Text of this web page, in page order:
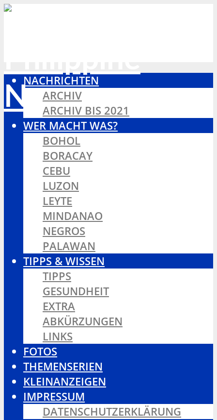
NACHRICHTEN
ARCHIV
ARCHIV BIS 2021
WER MACHT WAS?
BOHOL
BORACAY
CEBU
LUZON
LEYTE
MINDANAO
NEGROS
PALAWAN
TIPPS & WISSEN
TIPPS
GESUNDHEIT
EXTRA
ABKÜRZUNGEN
LINKS
FOTOS
THEMENSERIEN
KLEINANZEIGEN
IMPRESSUM
DATENSCHUTZERKLÄRUNG